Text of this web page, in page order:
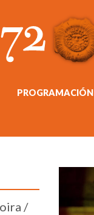
PROGRAMACIÓN
/